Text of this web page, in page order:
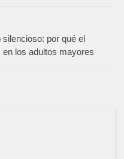
por qué el
los adultos mayores